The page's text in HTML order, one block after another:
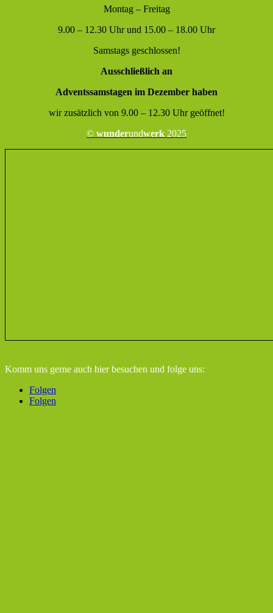
Montag – Freitag
9.00 – 12.30 Uhr und 15.00 – 18.00 Uhr
Samstags geschlossen!
Ausschließlich an
Adventssamstagen im Dezember haben
wir zusätzlich von 9.00 – 12.30 Uhr geöffnet!
© wunderundwerk 2025
Komm uns gerne auch hier besuchen und folge uns:
Folgen
Folgen